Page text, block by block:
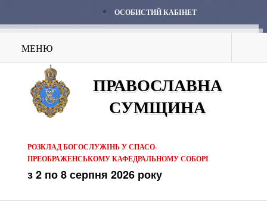
ОСОБИСТИЙ КАБІНЕТ
МЕНЮ
ПРАВОСЛАВНА
СУМЩИНА
РОЗКЛАД БОГОСЛУЖІНЬ У СПАСО-
ПРЕОБРАЖЕНСЬКОМУ КАФЕДРАЛЬНОМУ СОБОРІ
з 2 по 8 серпня 2026 року